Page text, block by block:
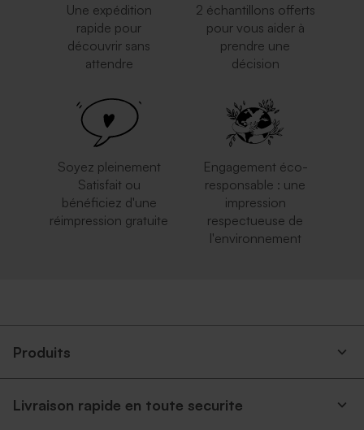
Une expédition
rapide pour
découvrir sans
attendre
2 échantillons offerts
pour vous aider à
prendre une
décision
Soyez pleinement
Satisfait ou
bénéficiez d'une
réimpression gratuite
Engagement éco-
responsable : une
impression
respectueuse de
l'environnement
Produits
Livraison rapide en toute securite